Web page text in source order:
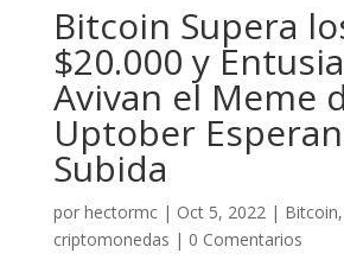
Bitcoin Supera
$20.000 y
Avivan el Meme
Uptober
Subida
por hectormc| Oct 5, 2022| Bitcoin,
criptomonedas | 0 Comentarios